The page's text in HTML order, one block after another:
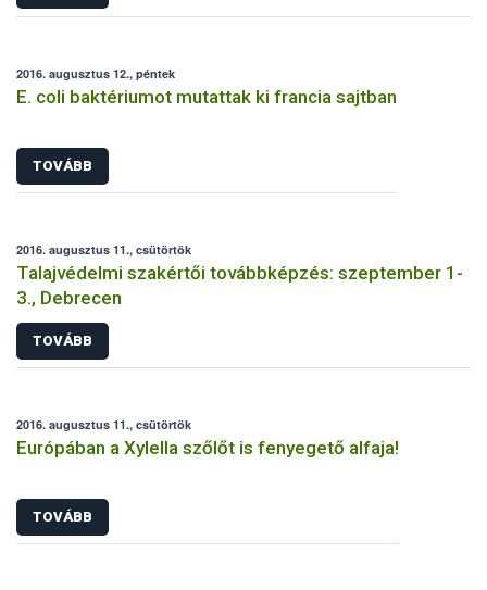
2016. augusztus 12., péntek
E. coli baktériumot mutattak ki francia sajtban
TOVÁBB
2016. augusztus 11., csütörtök
Talajvédelmi szakértői továbbképzés: szeptember 1-
3., Debrecen
TOVÁBB
2016. augusztus 11., csütörtök
Európában a Xylella szőlőt is fenyegető alfaja!
TOVÁBB